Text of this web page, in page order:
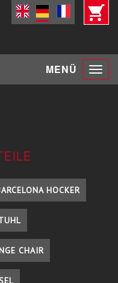
MENÜ Toggle
HOCKER
CHAIR